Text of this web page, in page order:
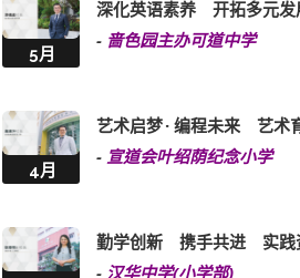
5月
深化英语素养 开拓多元
- 啬色园主办可道中学
4月
艺术启梦 · 编程未来 艺术
- 宣道会叶绍荫纪念小学
勤学创新 携手共进 实践
- 汉华中学(小学部)